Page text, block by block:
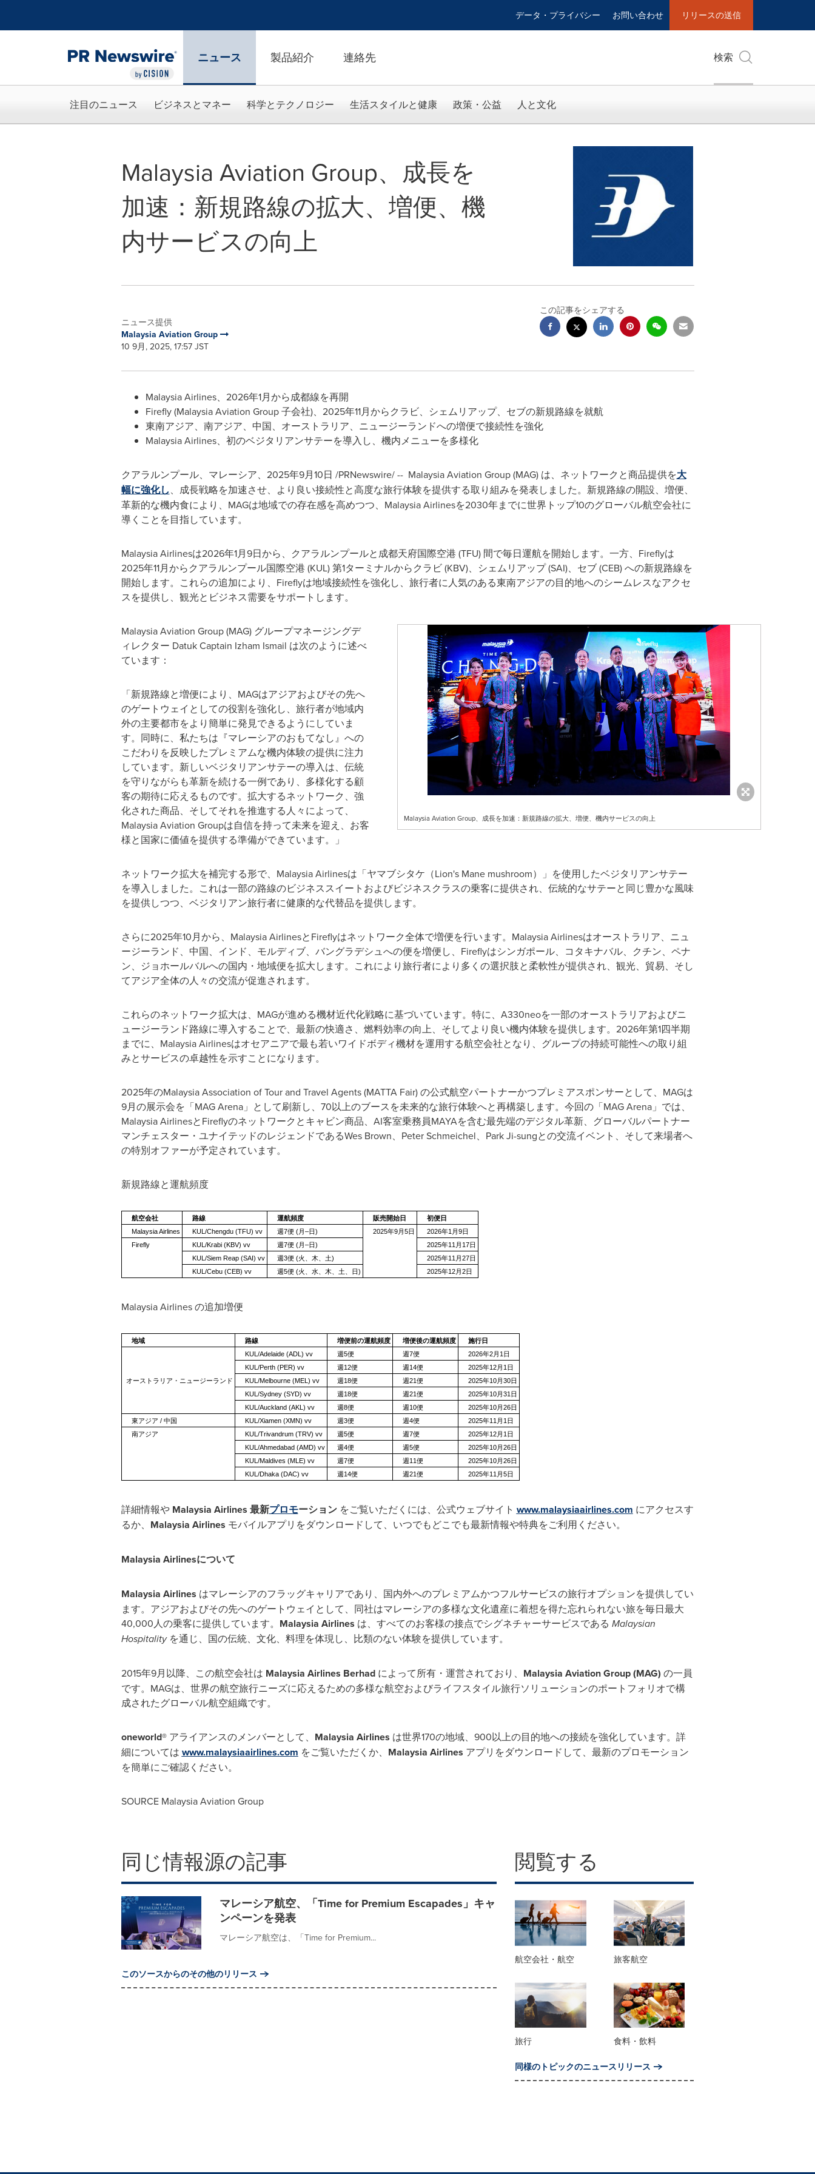
データ・プライバシー お問い合わせ リリースの送信
ニュース 製品紹介 連絡先 検索
注目のニュース ビジネスとマネー 科学とテクノロジー 生活スタイルと健康 政策・公益 人と文化
Malaysia Aviation Group、成長を
加速：新規路線の拡大、増便、機
内サービスの向上
ニュース提供
Malaysia Aviation Group
10 9月, 2025, 17:57 JST
この記事をシェアする
Malaysia Airlines、2026年1月から成都線を再開
Firefly (Malaysia Aviation Group 子会社)、2025年11月からクラビ、シェムリアップ、セブの新規路線を就航
東南アジア、南アジア、中国、オーストラリア、ニュージーランドへの増便で接続性を強化
Malaysia Airlines、初のベジタリアンサテーを導入し、機内メニューを多様化
クアラルンプール、マレーシア、2025年9月10日 /PRNewswire/ -- Malaysia Aviation Group (MAG) は、ネットワークと商品提供を大
幅に強化し、成長戦略を加速させ、より良い接続性と高度な旅行体験を提供する取り組みを発表しました。新規路線の開設、増便、
革新的な機内食により、MAGは地域での存在感を高めつつ、Malaysia Airlinesを2030年までに世界トップ10のグローバル航空会社に
導くことを目指しています。
Malaysia Airlinesは2026年1月9日から、クアラルンプールと成都天府国際空港 (TFU) 間で毎日運航を開始します。一方、Fireflyは
2025年11月からクアラルンプール国際空港 (KUL) 第1ターミナルからクラビ (KBV)、シェムリアップ (SAI)、セブ (CEB) への新規路線を
開始します。これらの追加により、Fireflyは地域接続性を強化し、旅行者に人気のある東南アジアの目的地へのシームレスなアクセ
スを提供し、観光とビジネス需要をサポートします。
Malaysia Aviation Group、成長を加速：新規路線の拡大、増便、機内サービスの向上
Malaysia Aviation Group (MAG) グループマネージングデ
ィレクター Datuk Captain Izham Ismail は次のように述べ
ています：
「新規路線と増便により、MAGはアジアおよびその先へ
のゲートウェイとしての役割を強化し、旅行者が地域内
外の主要都市をより簡単に発見できるようにしていま
す。同時に、私たちは『マレーシアのおもてなし』への
こだわりを反映したプレミアムな機内体験の提供に注力
しています。新しいベジタリアンサテーの導入は、伝統
を守りながらも革新を続ける一例であり、多様化する顧
客の期待に応えるものです。拡大するネットワーク、強
化された商品、そしてそれを推進する人々によって、
Malaysia Aviation Groupは自信を持って未来を迎え、お客
様と国家に価値を提供する準備ができています。」
ネットワーク拡大を補完する形で、Malaysia Airlinesは「ヤマブシタケ（Lion's Mane mushroom）」を使用したベジタリアンサテー
を導入しました。これは一部の路線のビジネススイートおよびビジネスクラスの乗客に提供され、伝統的なサテーと同じ豊かな風味
を提供しつつ、ベジタリアン旅行者に健康的な代替品を提供します。
さらに2025年10月から、Malaysia AirlinesとFireflyはネットワーク全体で増便を行います。Malaysia Airlinesはオーストラリア、ニュ
ージーランド、中国、インド、モルディブ、バングラデシュへの便を増便し、Fireflyはシンガポール、コタキナバル、クチン、ペナ
ン、ジョホールバルへの国内・地域便を拡大します。これにより旅行者により多くの選択肢と柔軟性が提供され、観光、貿易、そし
てアジア全体の人々の交流が促進されます。
これらのネットワーク拡大は、MAGが進める機材近代化戦略に基づいています。特に、A330neoを一部のオーストラリアおよびニ
ュージーランド路線に導入することで、最新の快適さ、燃料効率の向上、そしてより良い機内体験を提供します。2026年第1四半期
までに、Malaysia Airlinesはオセアニアで最も若いワイドボディ機材を運用する航空会社となり、グループの持続可能性への取り組
みとサービスの卓越性を示すことになります。
2025年のMalaysia Association of Tour and Travel Agents (MATTA Fair) の公式航空パートナーかつプレミアスポンサーとして、MAGは
9月の展示会を「MAG Arena」として刷新し、70以上のブースを未来的な旅行体験へと再構築します。今回の「MAG Arena」では、
Malaysia AirlinesとFireflyのネットワークとキャビン商品、AI客室乗務員MAYAを含む最先端のデジタル革新、グローバルパートナー
マンチェスター・ユナイテッドのレジェンドであるWes Brown、Peter Schmeichel、Park Ji-sungとの交流イベント、そして来場者へ
の特別オファーが予定されています。
新規路線と運航頻度
航空会社 路線 運航頻度 販売開始日
初便日
Malaysia Airlines
KUL/Chengdu (TFU) vv 週7便 (月–日) 2025年9月5日
2026年1月9日
Firefly
KUL/Krabi (KBV) vv 週7便 (月–日)
2025年11月17日
KUL/Siem Reap (SAI) vv
週3便 (火、木、土)
2025年11月27日
KUL/Cebu (CEB) vv
週5便 (火、水、木、土、日) 2025年12月2日
Malaysia Airlines の追加増便
地域 路線 増便前の運航頻度 増便後の運航頻度 施行日
オーストラリア・ニュージーランド
KUL/Adelaide (ADL) vv 週5便 週7便
2026年2月1日
KUL/Perth (PER) vv
週12便 週14便
2025年12月1日
KUL/Melbourne (MEL) vv
週18便 週21便
2025年10月30日
KUL/Sydney (SYD) vv
週18便 週21便
2025年10月31日
KUL/Auckland (AKL) vv
週8便 週10便
2025年10月26日
東アジア / 中国
KUL/Xiamen (XMN) vv 週3便 週4便
2025年11月1日
南アジア
KUL/Trivandrum (TRV) vv 週5便 週7便
2025年12月1日
KUL/Ahmedabad (AMD) vv
週4便 週5便
2025年10月26日
KUL/Maldives (MLE) vv
週7便 週11便
2025年10月26日
KUL/Dhaka (DAC) vv
週14便 週21便 2025年11月5日
詳細情報や Malaysia Airlines 最新プロモーションをご覧いただくには、公式ウェブサイト www.malaysiaairlines.com にアクセスす
るか、 Malaysia Airlines モバイルアプリをダウンロードして、いつでもどこでも最新情報や特典をご利用ください。
Malaysia Airlinesについて
Malaysia Airlines はマレーシアのフラッグキャリアであり、国内外へのプレミアムかつフルサービスの旅行オプションを提供してい
ます。アジアおよびその先へのゲートウェイとして、同社はマレーシアの多様な文化遺産に着想を得た忘れられない旅を毎日最大
40,000人の乗客に提供しています。 Malaysia Airlines は、すべてのお客様の接点でシグネチャーサービスである Malaysian
Hospitalityを通じ、国の伝統、文化、料理を体現し、比類のない体験を提供しています。
2015年9月以降、この航空会社は Malaysia Airlines Berhadによって所有・運営されており、 Malaysia Aviation Group (MAG) の一員
です。MAGは、世界の航空旅行ニーズに応えるための多様な航空およびライフスタイル旅行ソリューションのポートフォリオで構
成されたグローバル航空組織です。
oneworld®アライアンスのメンバーとして、 Malaysia Airlines は世界170の地域、900以上の目的地への接続を強化しています。詳
細については www.malaysiaairlines.com をご覧いただくか、 Malaysia Airlines アプリをダウンロードして、最新のプロモーション
を簡単にご確認ください。
SOURCE Malaysia Aviation Group
同じ情報源の記事
マレーシア航空、「Time for Premium Escapades」キャ
ンペーンを発表
マレーシア航空は、「Time for Premium...
このソースからのその他のリリース
閲覧する
航空会社・航空 旅客航空
旅行 食料・飲料
同様のトピックのニュースリリース